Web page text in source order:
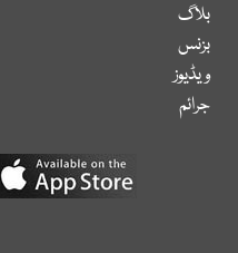
بلاگ
بزنس
ویڈیوز
جرائم